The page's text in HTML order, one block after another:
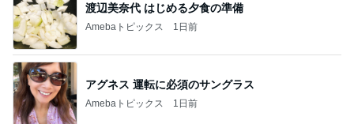
渡辺美奈代 はじめる夕食の準備
Amebaトピックス 1日前
アグネス 運転に必須のサングラス
Amebaトピックス 1日前